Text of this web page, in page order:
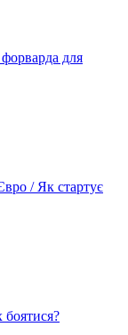
форварда для
/ Як стартує